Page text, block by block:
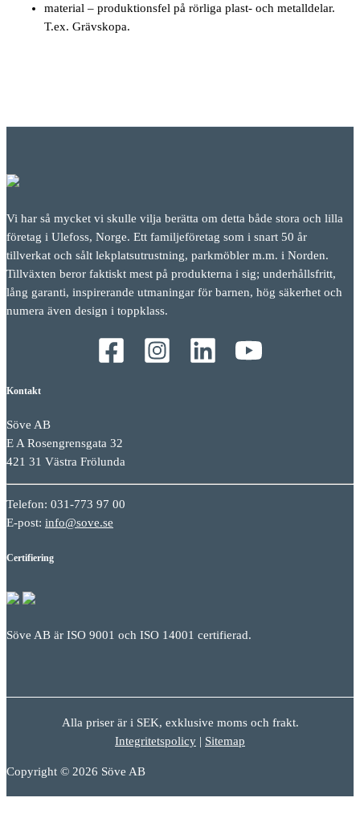
material – produktionsfel på rörliga plast- och metalldelar.
T.ex. Grävskopa.
Vi har så mycket vi skulle vilja berätta om detta både stora och lilla
företag i Ulefoss, Norge. Ett familjeföretag som i snart 50 år
tillverkat och sålt lekplatsutrustning, parkmöbler m.m. i Norden.
Tillväxten beror faktiskt mest på produkterna i sig; underhållsfritt,
lång garanti, inspirerande utmaningar för barnen, hög säkerhet och
numera även design i toppklass.
Kontakt
Söve AB
E A Rosengrensgata 32
421 31 Västra Frölunda
Telefon: 031-773 97 00
E-post: info@sove.se
Certifiering
Söve AB är ISO 9001 och ISO 14001 certifierad.
Alla priser är i SEK, exklusive moms och frakt.
Integritetspolicy | Sitemap
Copyright © 2026 Söve AB